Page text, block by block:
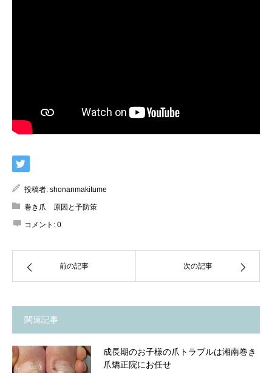
投稿者: shonanmakitume
巻き爪 原因と予防策
コメント: 0
前の記事 次の記事
関連記事
成長期のお子様の爪トラブルは湘南巻き
爪矯正院にお任せ